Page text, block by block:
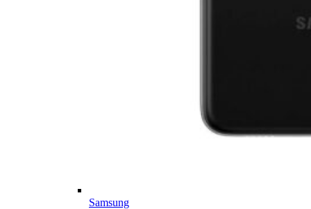
Samsung